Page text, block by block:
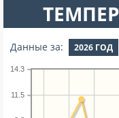
Данные за: 2026 ГОД
11.5
14.3